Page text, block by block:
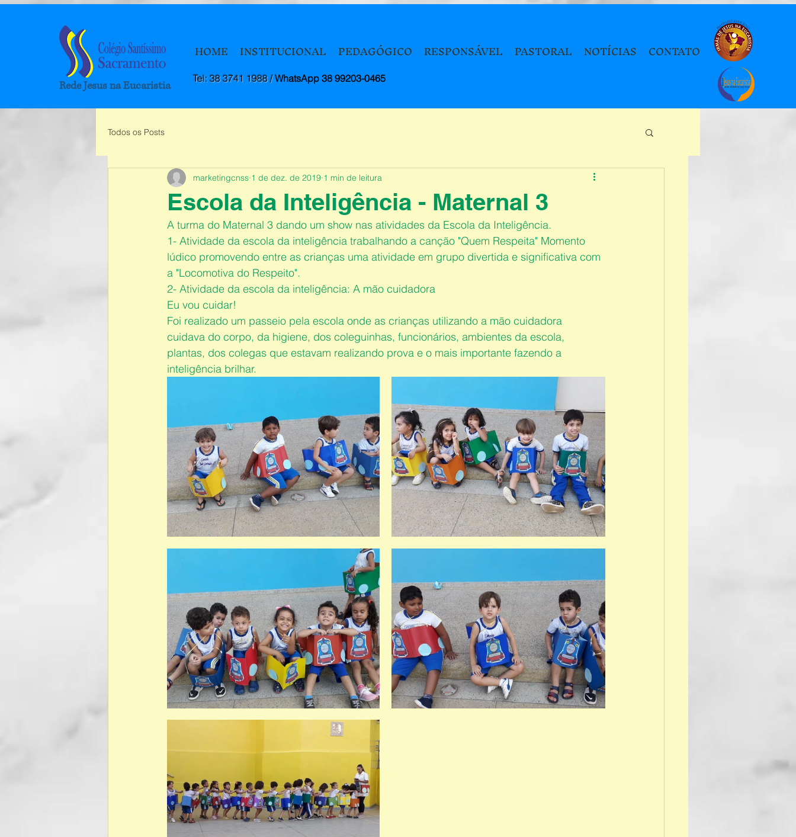
Rede Jesus na Eucaristia
HOME INSTITUCIONAL PEDAGÓGICO RESPONSÁVEL PASTORAL NOTÍCIAS CONTATO
Tel: 38 3741 1988 /WhatsApp 38 99203-0465
Todos os Posts
Escola da Inteligência - Maternal 3
marketingcnss 1 de dez. de 2019 1 min de leitura
A turma do Maternal 3 dando um show nas atividades da Escola da Inteligência.
1- Atividade da escola da inteligência trabalhando a canção "Quem Respeita" Momento
lúdico promovendo entre as crianças uma atividade em grupo divertida e significativa com
a "Locomotiva do Respeito".
2- Atividade da escola da inteligência: A mão cuidadora
Eu vou cuidar!
Foi realizado um passeio pela escola onde as crianças utilizando a mão cuidadora
cuidava do corpo, da higiene, dos coleguinhas, funcionários, ambientes da escola,
plantas, dos colegas que estavam realizando prova e o mais importante fazendo a
inteligência brilhar.